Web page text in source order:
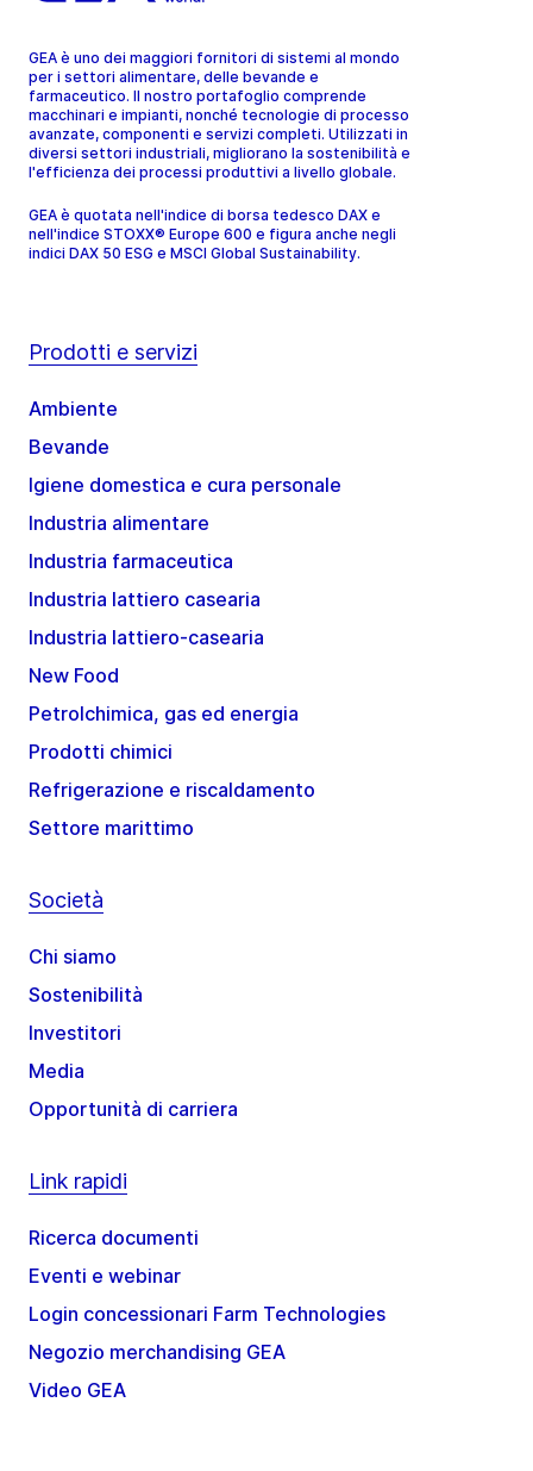
GEA è uno dei maggiori fornitori di sistemi al mondo
per i settori alimentare, delle bevande e
farmaceutico. Il nostro portafoglio comprende
macchinari e impianti, nonché tecnologie di processo
avanzate, componenti e servizi completi. Utilizzati in
diversi settori industriali, migliorano la sostenibilità e
l'efficienza dei processi produttivi a livello globale.
GEA è quotata nell'indice di borsa tedesco DAX e
nell'indice STOXX® Europe 600 e figura anche negli
indici DAX 50 ESG e MSCI Global Sustainability.
Prodotti e servizi
Ambiente
Bevande
Igiene domestica e cura personale
Industria alimentare
Industria farmaceutica
Industria lattiero casearia
Industria lattiero-casearia
New Food
Petrolchimica, gas ed energia
Prodotti chimici
Refrigerazione e riscaldamento
Settore marittimo
Società
Chi siamo
Sostenibilità
Investitori
Media
Opportunità di carriera
Link rapidi
Ricerca documenti
Eventi e webinar
Login concessionari Farm Technologies
Negozio merchandising GEA
Video GEA